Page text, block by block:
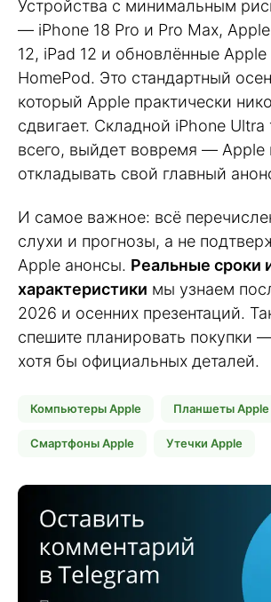
Устройства с минимальным
— iPhone 18 Pro и Pro Max,
12, iPad 12 и обновлённые Apple
HomePod. Это стандартный
который Apple практически
сдвигает. Складной iPhone
всего, выйдет вовремя — Apple
откладывать свой главный
И самое важное: всё
слухи и прогнозы, а не
Apple анонсы. Реальные сроки
характеристики мы узнаем
2026 и осенних презентаций.
спешите планировать покупки
хотя бы официальных деталей.
Компьютеры Apple Планшеты Apple
Смартфоны Apple Утечки Apple